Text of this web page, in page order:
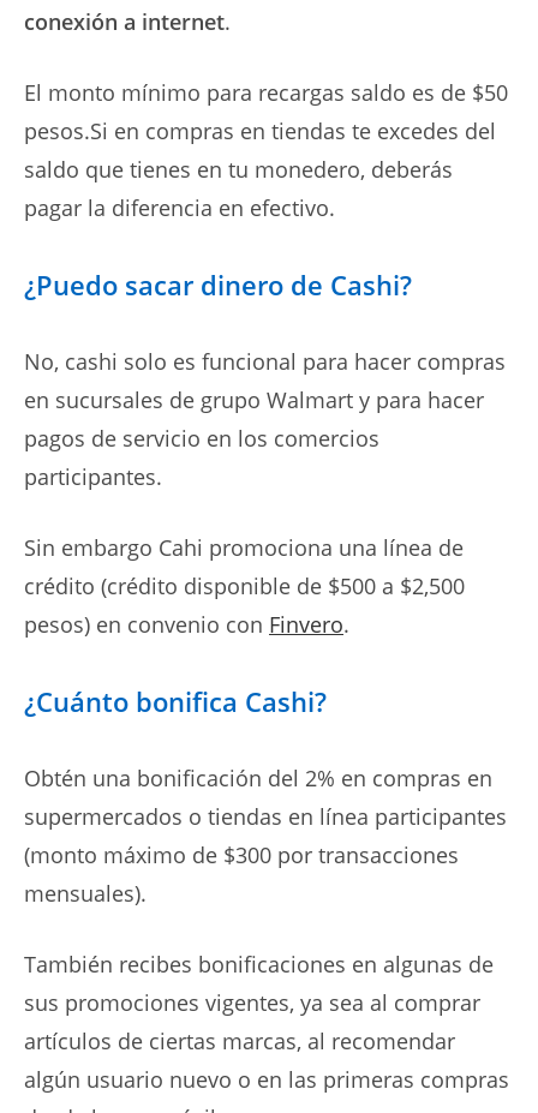
conexión a internet.
El monto mínimo para recargas saldo es de $50
pesos.Si en compras en tiendas te excedes del
saldo que tienes en tu monedero, deberás
pagar la diferencia en efectivo.
¿Puedo sacar dinero de Cashi?
No, cashi solo es funcional para hacer compras
en sucursales de grupo Walmart y para hacer
pagos de servicio en los comercios
participantes.
Sin embargo Cahi promociona una línea de
crédito (crédito disponible de $500 a $2,500
pesos) en convenio con Finvero.
¿Cuánto bonifica Cashi?
Obtén una bonificación del 2% en compras en
supermercados o tiendas en línea participantes
(monto máximo de $300 por transacciones
mensuales).
También recibes bonificaciones en algunas de
sus promociones vigentes, ya sea al comprar
artículos de ciertas marcas, al recomendar
algún usuario nuevo o en las primeras compras